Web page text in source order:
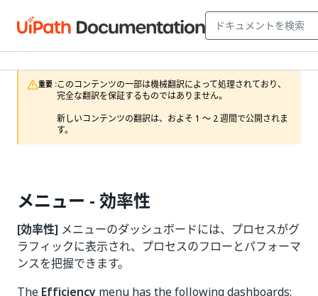
重要 :このコンテンツの一部は機械翻訳によって処理されており、
完全な翻訳を保証するものではありません。
新しいコンテンツの翻訳は、およそ 1 ～ 2 週間で公開されま
す。
メニュー - 効率性
[効率性] メニューのダッシュボードには、プロセスがグ
ラフィックに表示され、プロセスのフローとパフォーマ
ンスを把握できます。
The Efficiency menu has the following dashboards: